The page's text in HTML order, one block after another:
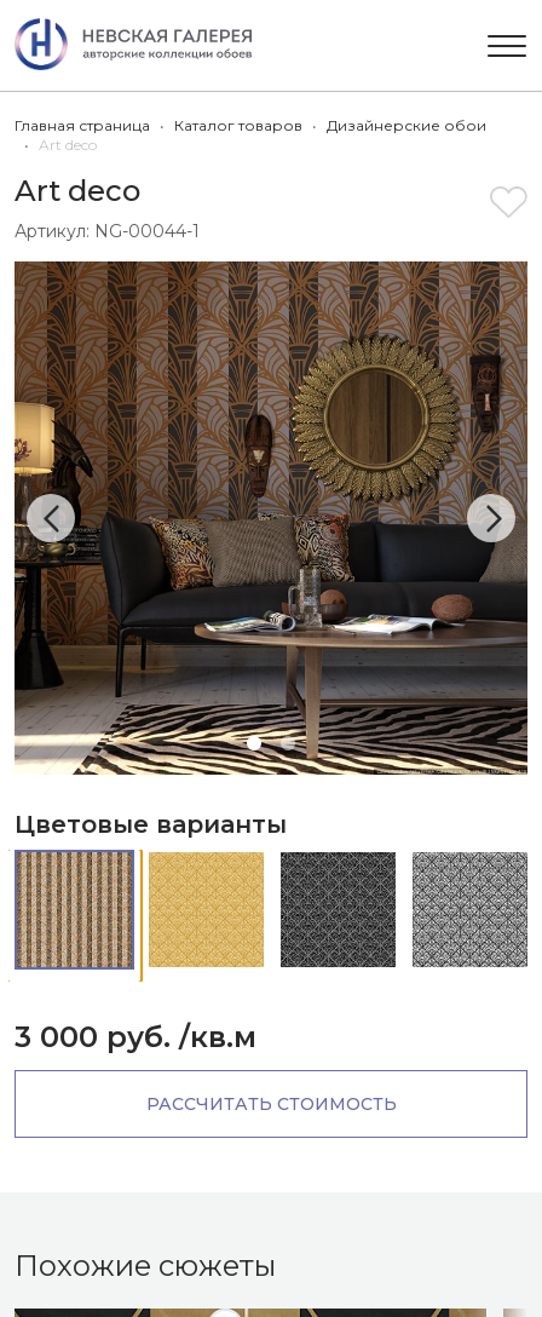
Главная страница Каталог товаров
Дизайнерские обои
Art deco
Art deco
Артикул: NG-00044-1
Цветовые варианты
3 000 руб. /кв.м
РАССЧИТАТЬ СТОИМОСТЬ
Похожие сюжеты